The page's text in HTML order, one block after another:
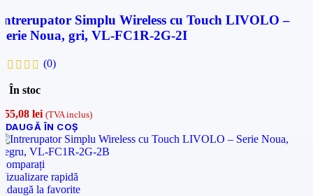
Simplu Wireless cu Touch LIVOLO –
Noua, gri, VL-FC1R-2G-2I
(0)
În stoc
lei (TVA inclus)
ÎN COȘ
rapidă
la favorite